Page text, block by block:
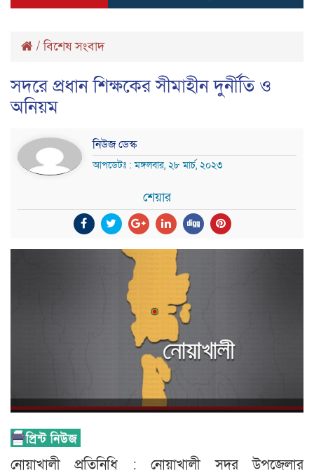
/বিশেষ সংবাদ
সদরে প্রধান শিক্ষকের সীমাহীন দুর্নীতি ও
অনিয়ম
নিউজ ডেস্ক
আপডেটঃ : মঙ্গলবার, ২৮ মার্চ, ২০২৩
শেয়ার
নোয়াখালী প্রতিনিধি : নোয়াখালী সদর উপজেলার